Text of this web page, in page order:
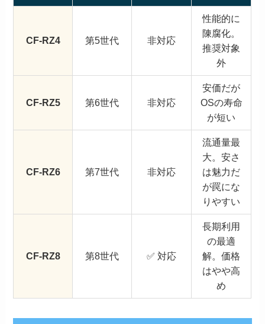
CF-RZ4 第5世代 非対応
性能的に
陳腐化。
推奨対象
外
CF-RZ5 第6世代 非対応
安価だが
OSの寿命
が短い
CF-RZ6 第7世代 非対応
流通量最
大。安さ
は魅力だ
が罠にな
りやすい
CF-RZ8 第8世代 ✅ 対応
長期利用
の最適
解。価格
はやや高
め